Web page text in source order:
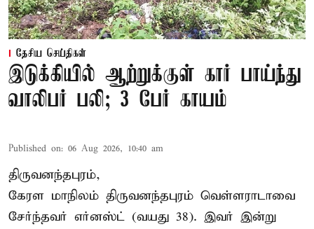
தேசிய செய்திகள்
இடுக்கியில் ஆற்றுக்குள் கார் பாய்ந்து
வாலிபர் பலி; 3 பேர் காயம்
Published on: 06 Aug 2026, 10:40 am
திருவனந்தபுரம்,
கேரள மாநிலம் திருவனந்தபுரம் வெள்ளராடாவை
சேர்ந்தவர் எர்னஸ்ட் (வயது 38). இவர் இன்று